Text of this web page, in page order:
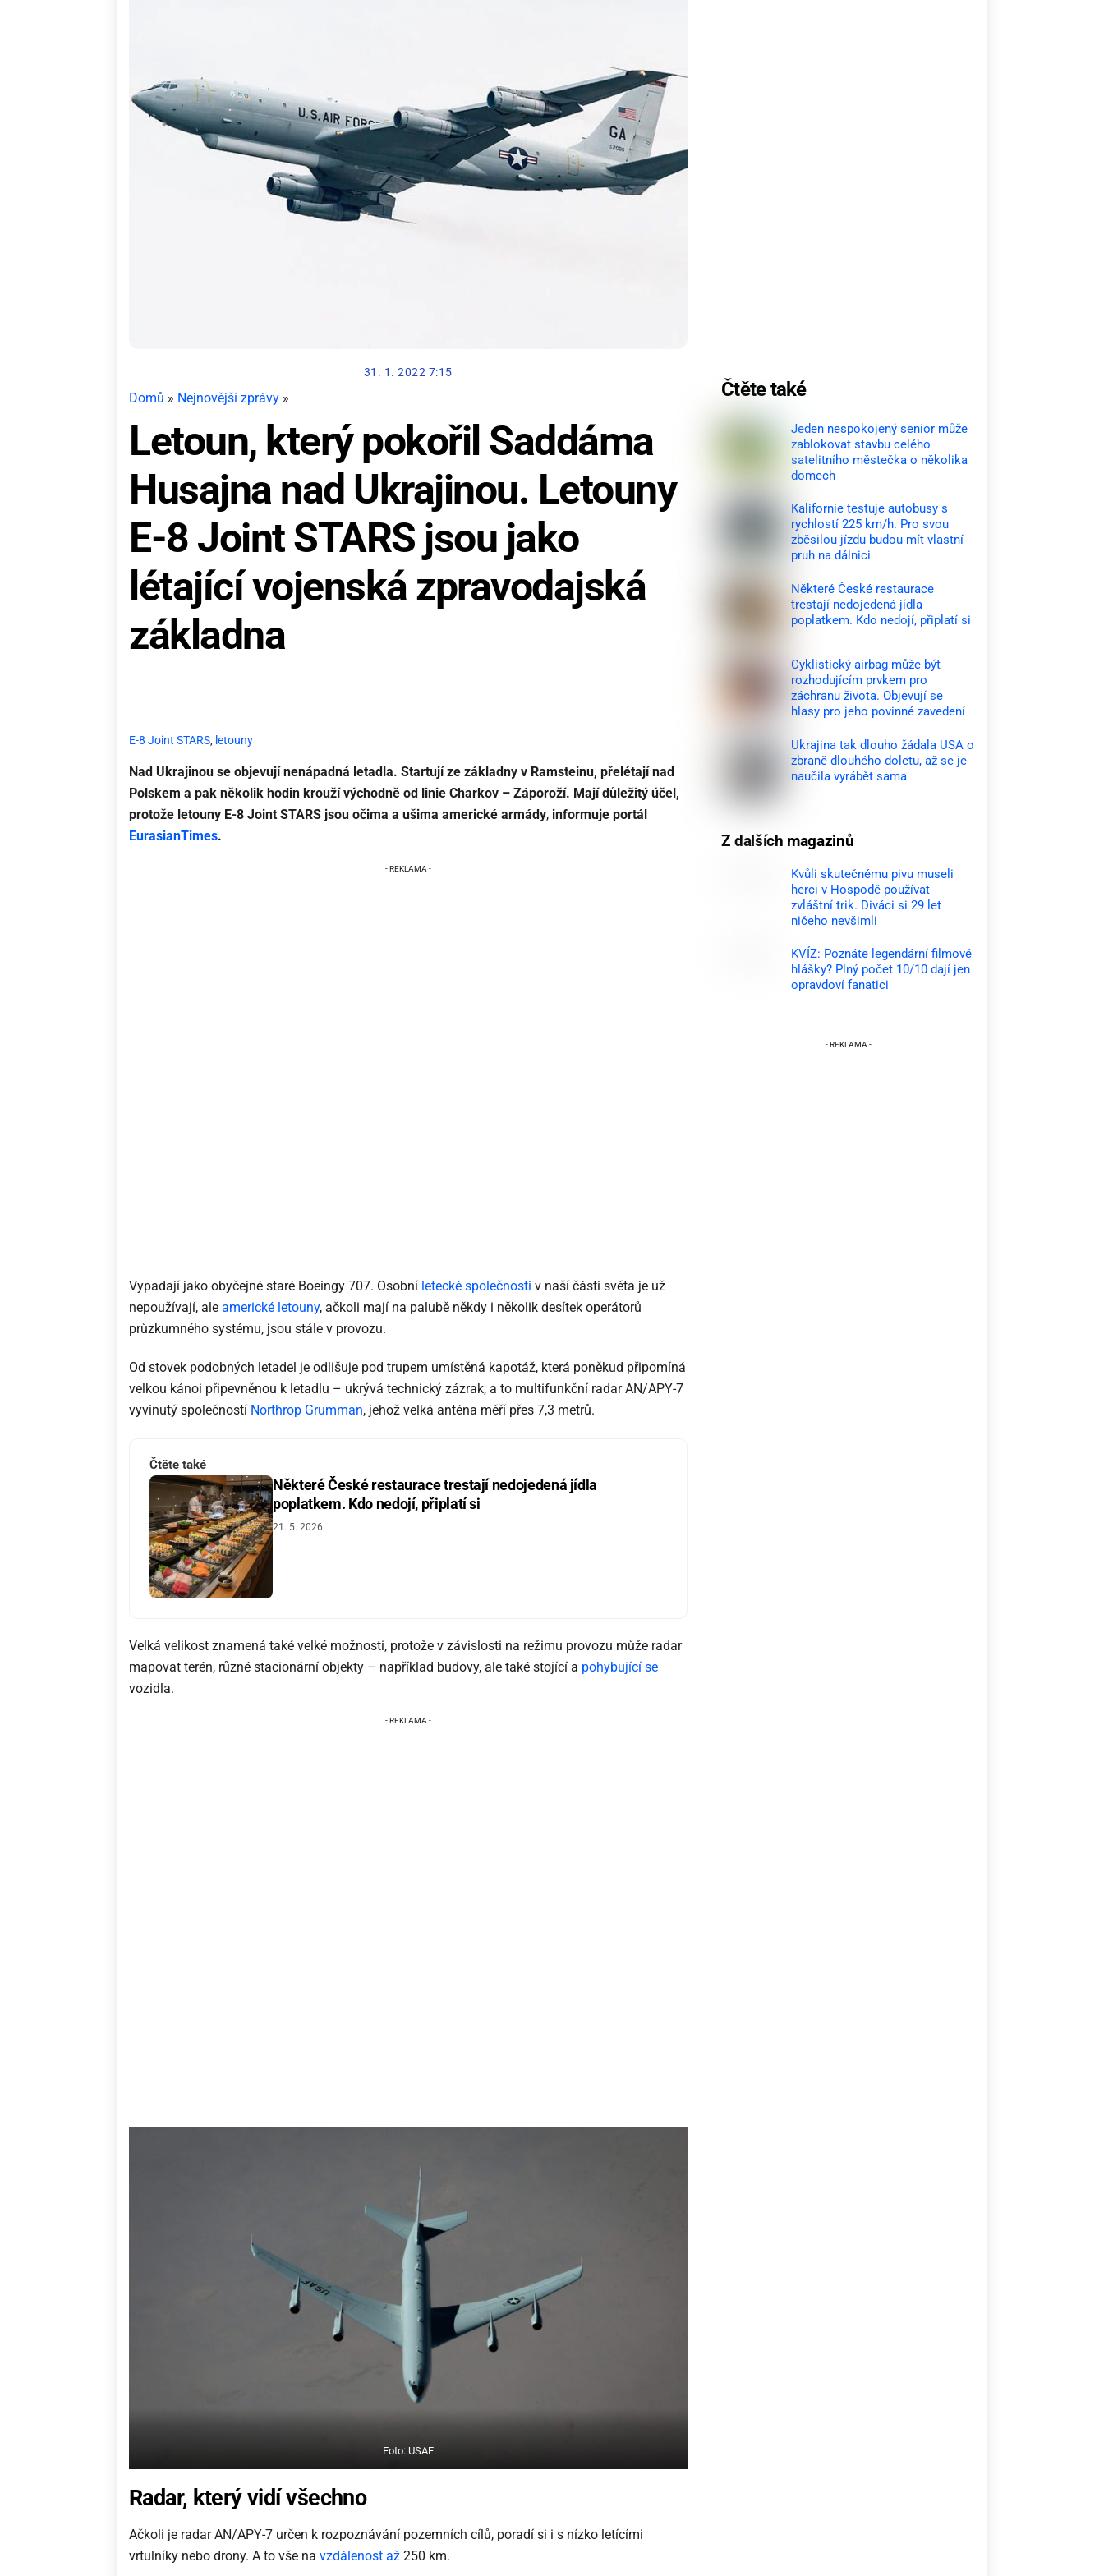
31. 1. 2022 7:15
Domů » Nejnovější zprávy »
Letoun, který pokořil Saddáma
Husajna nad Ukrajinou. Letouny
E-8 Joint STARS jsou jako
létající vojenská zpravodajská
základna
E-8 Joint STARS, letouny
Nad Ukrajinou se objevují nenápadná letadla. Startují ze základny v Ramsteinu, přelétají nad
Polskem a pak několik hodin krouží východně od linie Charkov – Záporoží. Mají důležitý účel,
protože letouny E-8 Joint STARS jsou očima a ušima americké armády, informuje portál
EurasianTimes.
Vypadají jako obyčejné staré Boeingy 707. Osobní letecké společnosti v naší části světa je už
nepoužívají, ale americké letouny, ačkoli mají na palubě někdy i několik desítek operátorů
průzkumného systému, jsou stále v provozu.
Od stovek podobných letadel je odlišuje pod trupem umístěná kapotáž, která poněkud připomíná
velkou kánoi připevněnou k letadlu – ukrývá technický zázrak, a to multifunkční radar AN/APY-7
vyvinutý společností Northrop Grumman, jehož velká anténa měří přes 7,3 metrů.
Čtěte také
Některé České restaurace trestají nedojedená jídla
poplatkem. Kdo nedojí, připlatí si
21. 5. 2026
Velká velikost znamená také velké možnosti, protože v závislosti na režimu provozu může radar
mapovat terén, různé stacionární objekty – například budovy, ale také stojící a pohybující se
vozidla.
Foto: USAF
Radar, který vidí všechno
Ačkoli je radar AN/APY-7 určen k rozpoznávání pozemních cílů, poradí si i s nízko letícími
vrtulníky nebo drony. A to vše na vzdálenost až 250 km.
Čtěte také
Jeden nespokojený senior může
zablokovat stavbu celého
satelitního městečka o několika
domech
Kalifornie testuje autobusy s
rychlostí 225 km/h. Pro svou
zběsilou jízdu budou mít vlastní
pruh na dálnici
Některé České restaurace
trestají nedojedená jídla
poplatkem. Kdo nedojí, připlatí si
Cyklistický airbag může být
rozhodujícím prvkem pro
záchranu života. Objevují se
hlasy pro jeho povinné zavedení
Ukrajina tak dlouho žádala USA o
zbraně dlouhého doletu, až se je
naučila vyrábět sama
Z dalších magazinů
Kvůli skutečnému pivu museli
herci v Hospodě používat
zvláštní trik. Diváci si 29 let
ničeho nevšimli
KVÍZ: Poznáte legendární filmové
hlášky? Plný počet 10/10 dají jen
opravdoví fanatici